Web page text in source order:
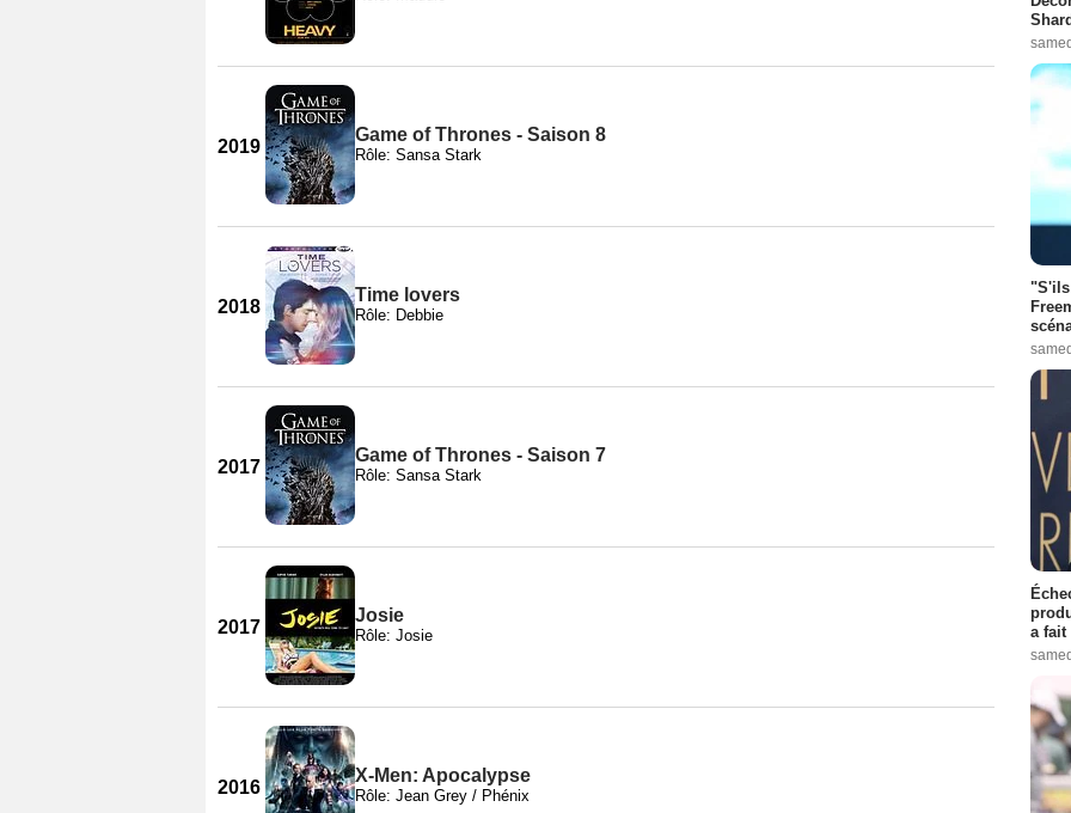
2019
Game of Thrones - Saison 8
Rôle: Sansa Stark
2018
Time lovers
Rôle: Debbie
2017
Game of Thrones - Saison 7
Rôle: Sansa Stark
2017
Josie
Rôle: Josie
2016
X-Men: Apocalypse
Rôle: Jean Grey / Phénix
"S'ils
a fait